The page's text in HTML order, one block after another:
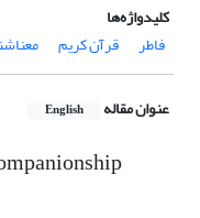
کلیدواژه‌ها
فاطر
قرآن کریم
عنوان مقاله English